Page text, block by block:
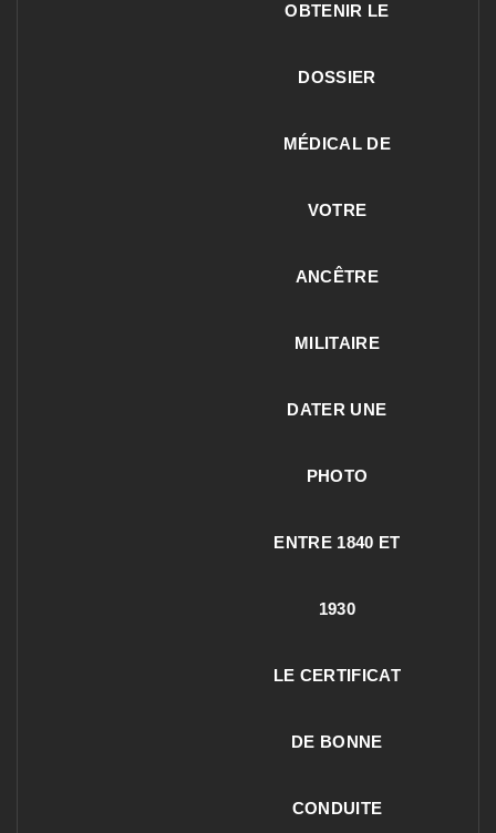
OBTENIR LE
DOSSIER
MÉDICAL DE
VOTRE
ANCÊTRE
MILITAIRE
DATER UNE
PHOTO
ENTRE 1840 ET
1930
LE CERTIFICAT
DE BONNE
CONDUITE